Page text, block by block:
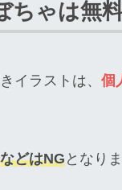
ちゃは無
イラストは、 個
どはNGとなり